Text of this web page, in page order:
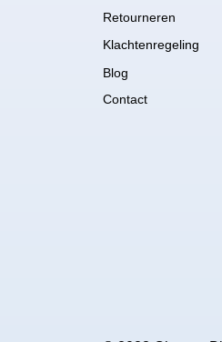
Retourneren
Klachtenregeling
Blog
Contact